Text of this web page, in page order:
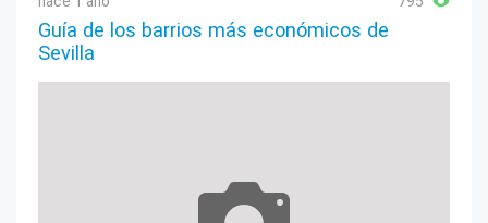
Guía de los barrios más económicos de
Sevilla